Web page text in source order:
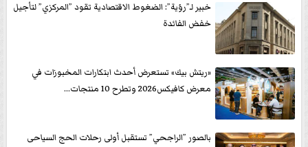
خبير لـ”رؤية”: الضغوط الاقتصادية تقود ”المركزي” لتأجيل
خفض الفائدة
«ريتش بيك» تستعرض أحدث ابتكارات المخبوزات في
معرض كافيكس2026 وتطرح 10 منتجات...
بالصور ”الراجحي” تستقبل أولى رحلات الحج السياحى